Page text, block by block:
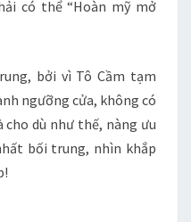
có thể “Hoàn mỹ mở
bởi vì Tô Cầm tạm
ngưỡng cửa, không có
cho dù như thế, nàng ưu
bối trung, nhìn khắp